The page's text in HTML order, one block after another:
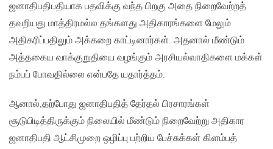
ஜனாதிபதிபதியாக பதவிக்கு வந்த பிறகு அதை நிறைவேற்றத்
தவறியது மாத்திரமல்ல தங்களது அதிகாரங்களை மேலும்
அதிகரிப்பதிலும் அக்கறை காட்டினார்கள். அதனால் மீண்டும்
அத்தகைய வாக்குறுதியை வழங்கும் அரசியல்வாதிகளை மக்கள்
நம்பப் போவதில்லை என்பதே யதார்த்தம்.
ஆனால்,தற்போது ஜனாதிபதித் தேர்தல் பிரசாரங்கள்
சூடுபிடித்திருக்கும் நிலையில் மீண்டும் நிறைவேற்று அதிகார
ஜனாதிபதி ஆட்சிமுறை ஒழிப்பு பற்றிய பேச்சுக்கள் கிளம்பத்